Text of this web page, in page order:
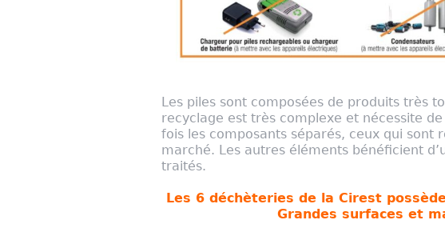
Les piles sont composées de produits très
recyclage est très complexe et nécessite
fois les composants séparés, ceux qui sont
marché. Les autres éléments bénéficient
traités.
Les 6 déchèteries de la Cirest
Grandes surfaces et